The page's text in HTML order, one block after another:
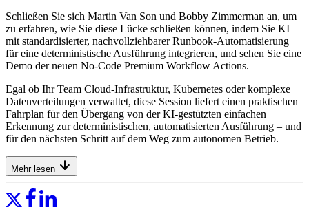
Schließen Sie sich Martin Van Son und Bobby Zimmerman an, um
zu erfahren, wie Sie diese Lücke schließen können, indem Sie KI
mit standardisierter, nachvollziehbarer Runbook-Automatisierung
für eine deterministische Ausführung integrieren, und sehen Sie eine
Demo der neuen No-Code Premium Workflow Actions.
Egal ob Ihr Team Cloud-Infrastruktur, Kubernetes oder komplexe
Datenverteilungen verwaltet, diese Session liefert einen praktischen
Fahrplan für den Übergang von der KI-gestützten einfachen
Erkennung zur deterministischen, automatisierten Ausführung – und
für den nächsten Schritt auf dem Weg zum autonomen Betrieb.
Mehr lesen